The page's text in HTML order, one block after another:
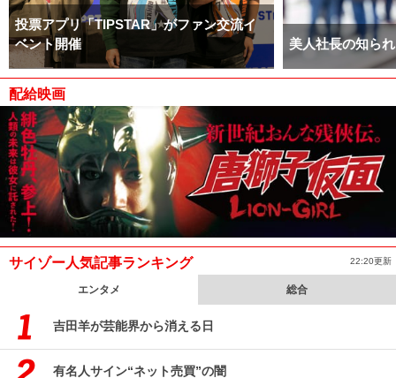
投票アプリ「TIPSTAR」がファン交流イ
ベント開催
美人社長の知ら
配給映画
サイゾー人気記事ランキング 22:20更新
エンタメ 総合
吉田羊が芸能界から消える日
有名人サイン“ネット売買”の闇